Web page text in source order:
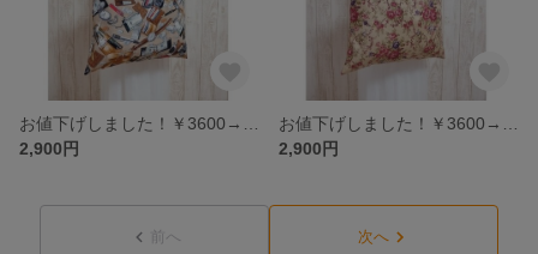
2,900円
2,900円
前へ 次へ